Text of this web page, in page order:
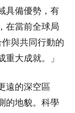
具備優勢，有
在當前全球局
與共同行動的
大成就。」
遠的深空區
的地貌。科學